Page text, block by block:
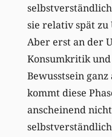
sie relativ spät
Aber erst an der
Konsumkritik
Bewusstsein
kommt diese
anscheinend